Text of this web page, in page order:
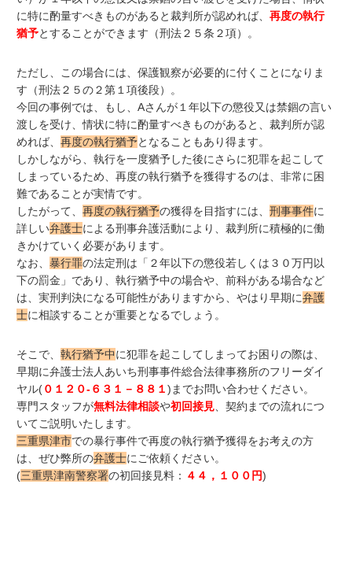
に特に酌量すべきものがあると裁判所が認めれば、再度の執行
猶予とすることができます（刑法２５条２項）。
ただし、この場合には、保護観察が必要的に付くことになりま
す（刑法２５の２第１項後段）。
今回の事例では、もし、Aさんが１年以下の懲役又は禁錮の言い
渡しを受け、情状に特に酌量すべきものがあると、裁判所が認
めれば、再度の執行猶予となることもあり得ます。
しかしながら、執行を一度猶予した後にさらに犯罪を起こして
しまっているため、再度の執行猶予を獲得するのは、非常に困
難であることが実情です。
したがって、再度の執行猶予の獲得を目指すには、刑事事件に
詳しい弁護士による刑事弁護活動により、裁判所に積極的に働
きかけていく必要があります。
なお、暴行罪の法定刑は「２年以下の懲役若しくは３０万円以
下の罰金」であり、執行猶予中の場合や、前科がある場合など
は、実刑判決になる可能性がありますから、やはり早期に弁護
士に相談することが重要となるでしょう。
そこで、執行猶予中に犯罪を起こしてしまってお困りの際は、
早期に弁護士法人あいち刑事事件総合法律事務所のフリーダイ
ヤル(０１２０-６３１－８８１)までお問い合わせください。
専門スタッフが無料法律相談や初回接見、契約までの流れにつ
いてご説明いたします。
三重県津市での暴行事件で再度の執行猶予獲得をお考えの方
は、ぜひ弊所の弁護士にご依頼ください。
(三重県津南警察署の初回接見料： ４４，１００円)